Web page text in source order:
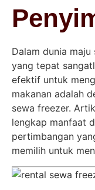
Dalam dunia
yang tepat
efektif untuk
makanan adalah
sewa freezer.
lengkap manfaat
pertimbangan
memilih untuk